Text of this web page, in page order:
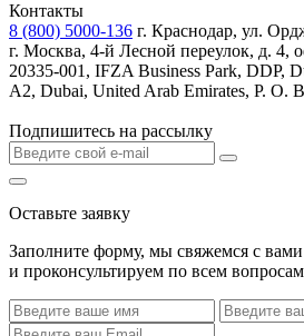
Контакты
8 (800) 5000-136 г. Краснодар, ул.
г. Москва, 4-й Лесной переулок, д. 4,
20335-001, IFZA Business Park, DDP,
A2, Dubai, United Arab Emirates, P. O.
Подпишитесь на рассылку
Оставьте заявку
Заполните форму, мы свяжемся с
и проконсультируем по всем вопросам